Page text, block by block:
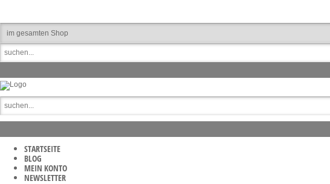
STARTSEITE
BLOG
MEIN KONTO
NEWSLETTER